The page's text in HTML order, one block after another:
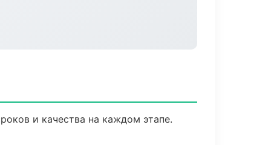
и качества на каждом этапе.